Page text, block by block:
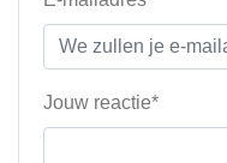
Jouw reactie*